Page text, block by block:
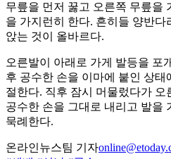
무릎을 먼저 꿇고 오른쪽 무릎을
을 가지런히 한다. 흔히들 양반
앉는 것이 올바르다.
오른발이 아래로 가게 발등을 포
후 공수한 손을 이마에 붙인 상태
절한다. 직후 잠시 머물렀다가
공수한 손을 그대로 내리고 발을
묵례한다.
온라인뉴스팀 기자